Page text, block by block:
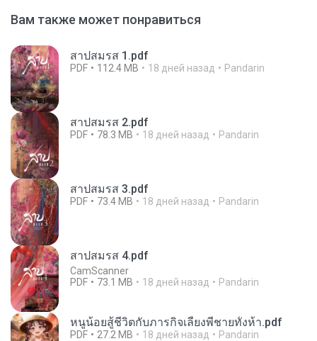
Вам также может понравиться
สาปสมรส 1.pdf
PDF 112.4 MB 18 дней назад Pandarin
สาปสมรส 2.pdf
PDF 78.3 MB 18 дней назад Pandarin
สาปสมรส 3.pdf
PDF 73.4 MB 18 дней назад Pandarin
สาปสมรส 4.pdf
CamScanner
PDF
73.1 MB 18 дней назад Pandarin
หนูน้อยสู้ชีวิตกับภารกิจเลี้ยงพี่ชายทั้งห้า.pdf
PDF 27.2 MB 18 дней назад Pandarin